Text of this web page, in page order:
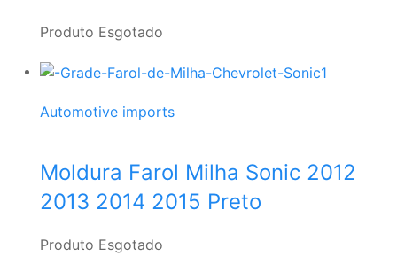
Produto Esgotado
Automotive imports
Moldura Farol Milha Sonic 2012
2013 2014 2015 Preto
Produto Esgotado